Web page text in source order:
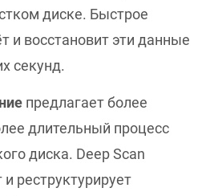
диске. Быстрое
и восстановит эти данные
секунд.
предлагает более
длительный процесс
диска. Deep Scan
реструктурирует